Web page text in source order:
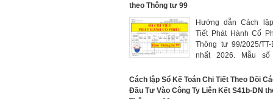
khoán có cùng mệnh
lãi suất được hưởng
thức thanh toán lãi suất
theo Thông tư 99
Hướng dẫn Cách
Tiết Phát Hành Cổ
Thông tư 99/2025/
nhất 2026. Mẫu số
phiếu do doanh
hành ra công chúng
Cách lập Sổ Kế Toán Chi Tiết Theo Dõi
Đầu Tư Vào Công Ty Liên Kết S41b-DN